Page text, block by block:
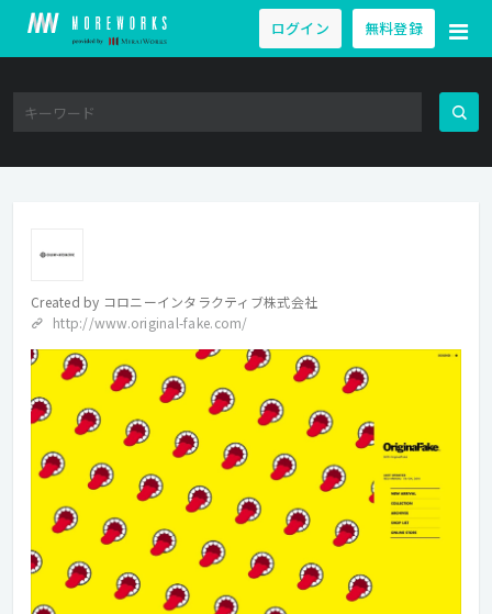
ログイン 無料登録
Created by コロニーインタラクティブ株式会社
http://www.original-fake.com/